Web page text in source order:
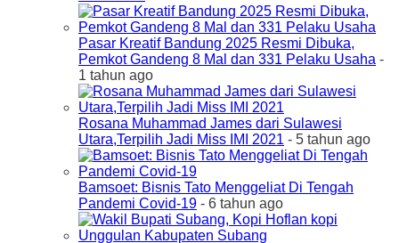
Pasar Kreatif Bandung 2025 Resmi Dibuka,
Pemkot Gandeng 8 Mal dan 331 Pelaku Usaha -
1 tahun ago
Rosana Muhammad James dari Sulawesi
Utara,Terpilih Jadi Miss IMI 2021 - 5 tahun ago
Bamsoet: Bisnis Tato Menggeliat Di Tengah
Pandemi Covid-19 - 6 tahun ago